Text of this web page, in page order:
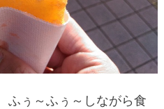
ふぅ～ふぅ～しながら食